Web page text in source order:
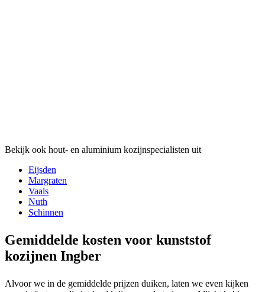
Bekijk ook hout- en aluminium kozijnspecialisten uit
Eijsden
Margraten
Vaals
Nuth
Schinnen
Gemiddelde kosten voor kunststof
kozijnen Ingber
Alvoor we in de gemiddelde prijzen duiken, laten we even kijken